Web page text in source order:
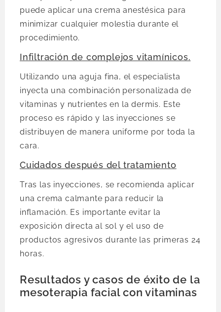
puede aplicar una crema anestésica para
minimizar cualquier molestia durante el
procedimiento.
Infiltración de complejos vitamínicos.
Utilizando una aguja fina, el especialista
inyecta una combinación personalizada de
vitaminas y nutrientes en la dermis. Este
proceso es rápido y las inyecciones se
distribuyen de manera uniforme por toda la
cara.
Cuidados después del tratamiento
Tras las inyecciones, se recomienda aplicar
una crema calmante para reducir la
inflamación. Es importante evitar la
exposición directa al sol y el uso de
productos agresivos durante las primeras 24
horas.
Resultados y casos de éxito de la
mesoterapia facial con vitaminas